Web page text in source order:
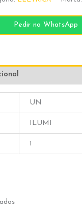
Pedir no WhatsApp
UN
ILUMI
1